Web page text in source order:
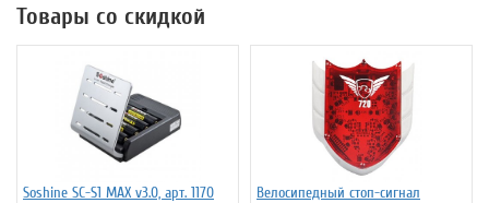
Товары со скидкой
Soshine SC-S1 MAX v3.0, арт. 1170
Велосипедный стоп-сигнал